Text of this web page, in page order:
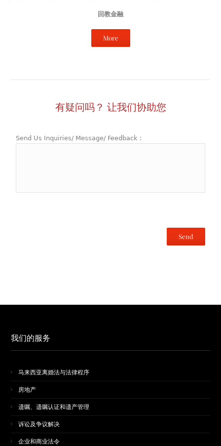
回教金融
More
有疑问吗？ 让我们协助您
Send Us Inquiries/ Message/ Feedback :
我们的服务
马来西亚离婚法与法律程序
房地产
遗嘱、遗嘱认证和遗产管理
诉讼及争议解决
企业和商业法令